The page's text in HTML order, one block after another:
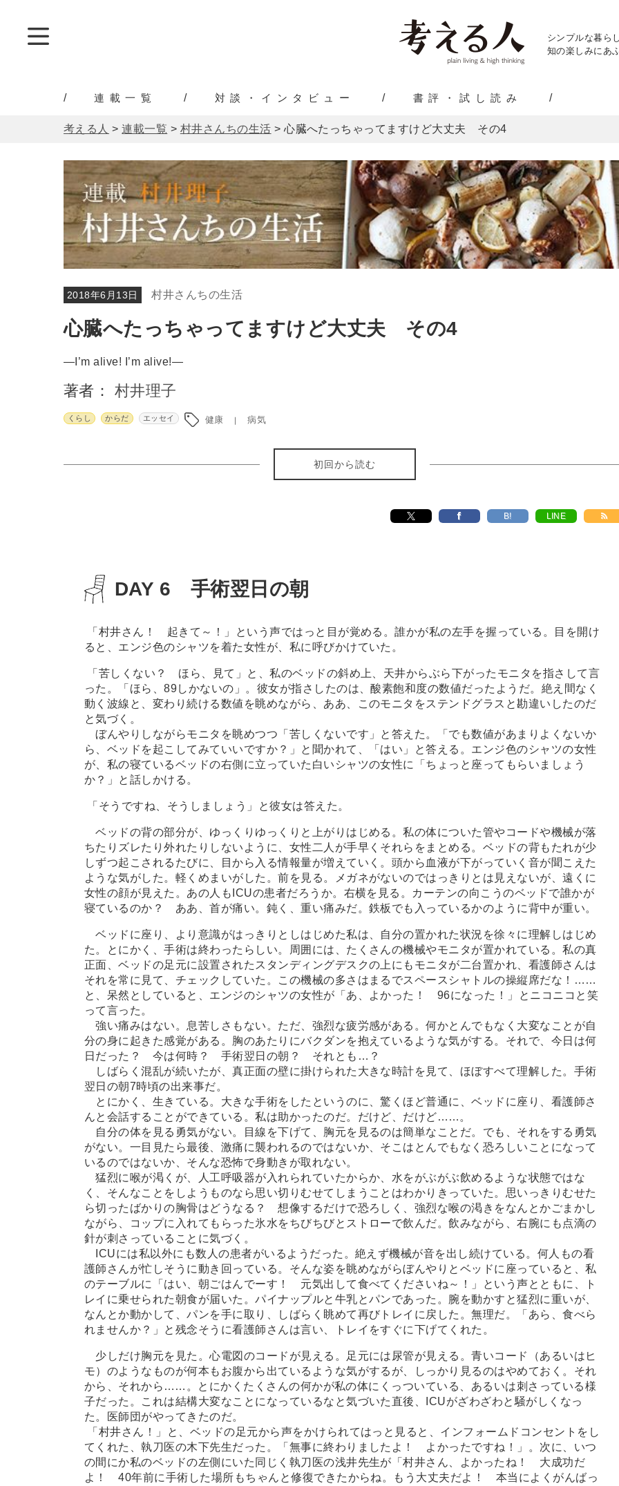
シンプルな暮ら
知の楽しみにあ
連載一覧 対談・インタビュー 書評・試し読み
考える人 >連載一覧 > 村井さんちの生活 >心臓へたっちゃってますけど大丈夫 その4
2018年6月13日 村井さんちの生活
心臓へたっちゃってますけど大丈夫 その4
―I’m alive! I’m alive!―
著者： 村井理子
くらし からだ エッセイ 健康 病気
初回から読む
B! LINE
DAY 6 手術翌日の朝
「村井さん！ 起きて～！」という声ではっと目が覚める。誰かが私の左手を握っている。目を開け
ると、エンジ色のシャツを着た女性が、私に呼びかけていた。
「苦しくない？ ほら、見て」と、私のベッドの斜め上、天井からぶら下がったモニタを指さして言
った。「ほら、89しかないの」。彼女が指さしたのは、酸素飽和度の数値だったようだ。絶え間なく
動く波線と、変わり続ける数値を眺めながら、ああ、このモニタをステンドグラスと勘違いしたのだ
と気づく。
ぼんやりしながらモニタを眺めつつ「苦しくないです」と答えた。「でも数値があまりよくないか
ら、ベッドを起こしてみていいですか？」と聞かれて、「はい」と答える。エンジ色のシャツの女性
が、私の寝ているベッドの右側に立っていた白いシャツの女性に「ちょっと座ってもらいましょう
か？」と話しかける。
「そうですね、そうしましょう」と彼女は答えた。
ベッドの背の部分が、ゆっくりゆっくりと上がりはじめる。私の体についた管やコードや機械が落
ちたりズレたり外れたりしないように、女性二人が手早くそれらをまとめる。ベッドの背もたれが少
しずつ起こされるたびに、目から入る情報量が増えていく。頭から血液が下がっていく音が聞こえた
ような気がした。軽くめまいがした。前を見る。メガネがないのではっきりとは見えないが、遠くに
女性の顔が見えた。あの人もICUの患者だろうか。右横を見る。カーテンの向こうのベッドで誰かが
寝ているのか？ ああ、首が痛い。鈍く、重い痛みだ。鉄板でも入っているかのように背中が重い。
ベッドに座り、より意識がはっきりとしはじめた私は、自分の置かれた状況を徐々に理解しはじめ
た。とにかく、手術は終わったらしい。周囲には、たくさんの機械やモニタが置かれている。私の真
正面、ベッドの足元に設置されたスタンディングデスクの上にもモニタが二台置かれ、看護師さんは
それを常に見て、チェックしていた。この機械の多さはまるでスペースシャトルの操縦席だな！ … …
と、呆然としていると、エンジのシャツの女性が「あ、よかった！ 96になった！」とニコニコと笑
って言った。
強い痛みはない。息苦しさもない。ただ、強烈な疲労感がある。何かとんでもなく大変なことが自
分の身に起きた感覚がある。胸のあたりにバクダンを抱えているような気がする。それで、今日は何
日だった？ 今は何時？ 手術翌日の朝？ それとも…？
しばらく混乱が続いたが、真正面の壁に掛けられた大きな時計を見て、ほぼすべて理解した。手術
翌日の朝7時頃の出来事だ。
とにかく、生きている。大きな手術をしたというのに、驚くほど普通に、ベッドに座り、看護師さ
んと会話することができている。私は助かったのだ。だけど、だけど… …。
自分の体を見る勇気がない。目線を下げて、胸元を見るのは簡単なことだ。でも、それをする勇気
がない。一目見たら最後、激痛に襲われるのではないか、そこはとんでもなく恐ろしいことになって
いるのではないか、そんな恐怖で身動きが取れない。
猛烈に喉が渇くが、人工呼吸器が入れられていたからか、水をがぶがぶ飲めるような状態ではな
く、そんなことをしようものなら思い切りむせてしまうことはわかりきっていた。思いっきりむせた
ら切ったばかりの胸骨はどうなる？ 想像するだけで恐ろしく、強烈な喉の渇きをなんとかごまかし
ながら、コップに入れてもらった氷水をちびちびとストローで飲んだ。飲みながら、右腕にも点滴の
針が刺さっていることに気づく。
ICUには私以外にも数人の患者がいるようだった。絶えず機械が音を出し続けている。何人もの看
護師さんが忙しそうに動き回っている。そんな姿を眺めながらぼんやりとベッドに座っていると、私
のテーブルに「はい、朝ごはんでーす！ 元気出して食べてくださいね～！」という声とともに、ト
レイに乗せられた朝食が届いた。パイナップルと牛乳とパンであった。腕を動かすと猛烈に重いが、
なんとか動かして、パンを手に取り、しばらく眺めて再びトレイに戻した。無理だ。「あら、食べら
れませんか？」と残念そうに看護師さんは言い、トレイをすぐに下げてくれた。
少しだけ胸元を見た。心電図のコードが見える。足元には尿管が見える。青いコード（あるいはヒ
モ）のようなものが何本もお腹から出ているような気がするが、しっかり見るのはやめておく。それ
から、それから … …。とにかくたくさんの何かが私の体にくっついている、あるいは刺さっている様
子だった。これは結構大変なことになっているなと気づいた直後、ICUがざわざわと騒がしくなっ
た。医師団がやってきたのだ。
「村井さん！」と、ベッドの足元から声をかけられてはっと見ると、インフォームドコンセントをし
てくれた、執刀医の木下先生だった。「無事に終わりましたよ！ よかったですね！」。次に、いつ
の間にか私のベッドの左側にいた同じく執刀医の浅井先生が「村井さん、よかったね！ 大成功だ
よ！ 40年前に手術した場所もちゃんと修復できたからね。もう大丈夫だよ！ 本当によくがんばっ